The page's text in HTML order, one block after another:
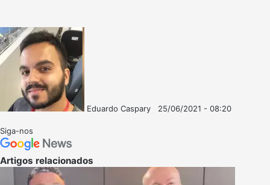
Eduardo Caspary
25/06/2021 - 08:20
Siga-nos
Artigos relacionados